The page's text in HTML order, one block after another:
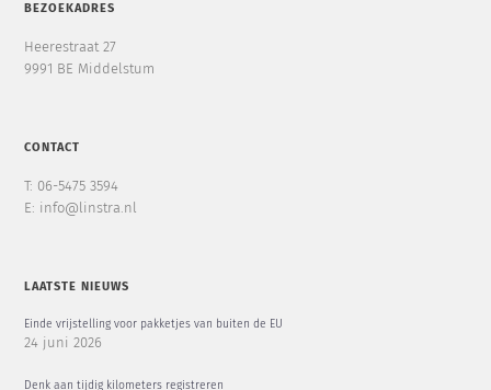
BEZOEKADRES
Heerestraat 27
9991 BE Middelstum
CONTACT
T: 06-5475 3594
E: info@linstra.nl
LAATSTE NIEUWS
Einde vrijstelling voor pakketjes van buiten de EU
24 juni 2026
Denk aan tijdig kilometers registreren